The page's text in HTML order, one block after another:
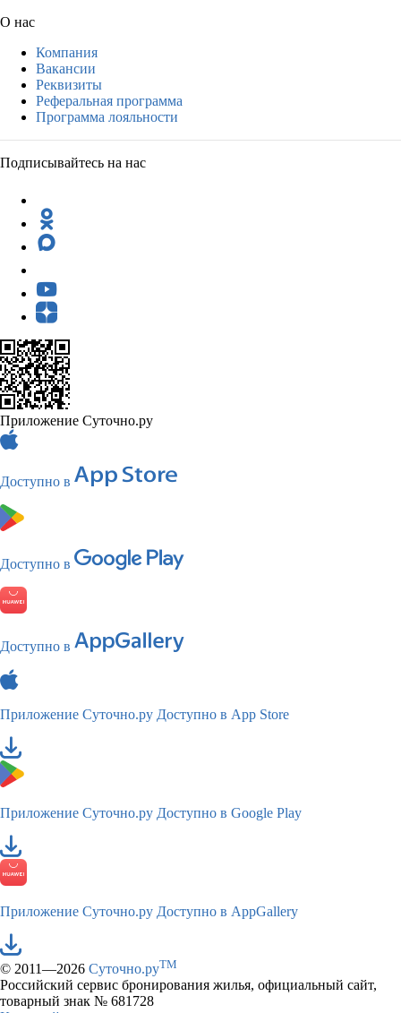
О нас
Компания
Вакансии
Реквизиты
Реферальная программа
Программа лояльности
Подписывайтесь на нас
Приложение Суточно.ру
Доступно в
Доступно в
Доступно в
Приложение Суточно.ру Доступно в App Store
Приложение Суточно.ру Доступно в Google Play
Приложение Суточно.ру Доступно в AppGallery
© 2011—2026 Суточно.руTM
Российский сервис бронирования жилья, официальный сайт,
товарный знак № 681728